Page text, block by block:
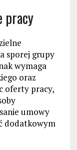
pracy
sporej grupy
wymaga
oraz
oferty pracy,
umowy
dodatkowym